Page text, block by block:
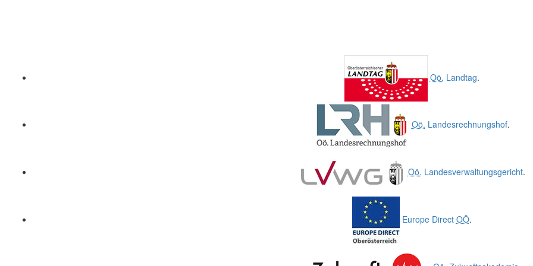
Oö. Landtag.
Oö. Landesrechnungshof.
Oö. Landesverwaltungsgericht.
Europe Direct OÖ.